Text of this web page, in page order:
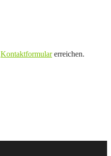
Kontaktformularerreichen.